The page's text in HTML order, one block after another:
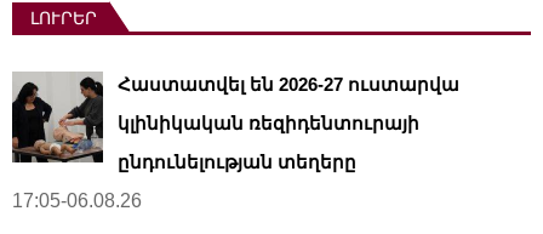
ԼՈՒՐԵՐ
Հաստատվել են 2026-27 ուստարվա
կլինիկական ռեզիդենտուրայի
ընդունելության տեղերը
17:05-06.08.26